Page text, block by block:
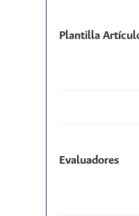
Plantilla
Evaluadores